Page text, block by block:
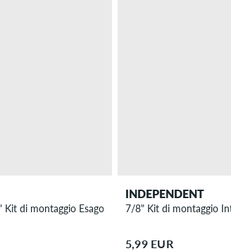
Kit di montaggio Esagono cavo
INDEPENDENT
7/8" Kit di montaggio
5,99 EUR